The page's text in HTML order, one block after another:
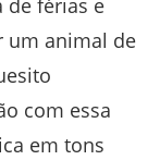
de férias e
um animal de
com essa
em tons